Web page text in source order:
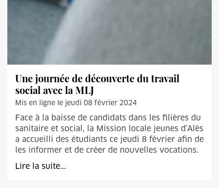
Une journée de découverte du travail
social avec la MLJ
Mis en ligne le jeudi 08 février 2024
Face à la baisse de candidats dans les filières du
sanitaire et social, la Mission locale jeunes d’Alès
a accueilli des étudiants ce jeudi 8 février afin de
les informer et de créer de nouvelles vocations.
Lire la suite...